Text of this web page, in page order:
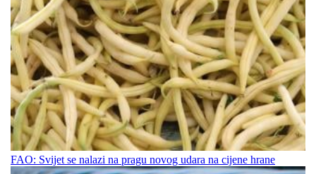
FAO: Svijet se nalazi na pragu novog udara na cijene hrane